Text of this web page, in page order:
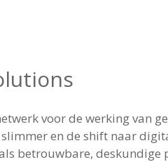
voor de werking van
en de shift naar
betrouwbare, deskundige